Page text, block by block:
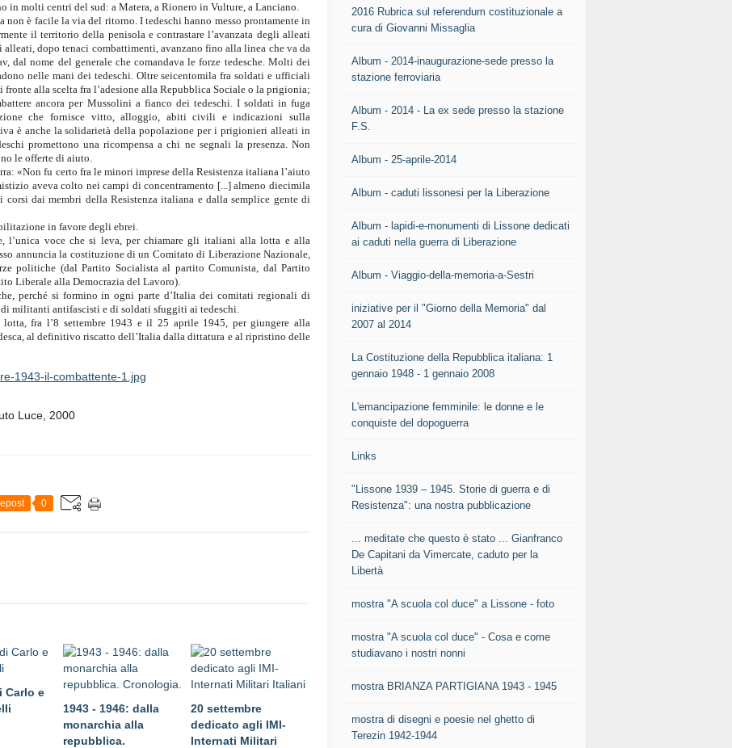
in molti centri del sud: a Matera, a Rionero in Vulture, a Lanciano.
non è facile la via del ritorno. I tedeschi hanno messo prontamente in
il territorio della penisola e contrastare l’avanzata degli alleati
alleati, dopo tenaci combattimenti, avanzano fino alla linea che va da
dal nome del generale che comandava le forze tedesche. Molti dei
nelle mani dei tedeschi. Oltre seicentomila fra soldati e ufficiali
alla scelta fra l’adesione alla Repubblica Sociale o la prigionia;
ancora per Mussolini a fianco dei tedeschi. I soldati in fuga
che fornisce vitto, alloggio, abiti civili e indicazioni sulla
è anche la solidarietà della popolazione per i prigionieri alleati in
promettono una ricompensa a chi ne segnali la presenza. Non
le offerte di aiuto.
«Non fu certo fra le minori imprese della Resistenza italiana l’aiuto
aveva colto nei campi di concentramento [...] almeno diecimila
dai membri della Resistenza italiana e dalla semplice gente di
in favore degli ebrei.
l’unica voce che si leva, per chiamare gli italiani alla lotta e alla
annuncia la costituzione di un Comitato di Liberazione Nazionale,
politiche (dal Partito Socialista al partito Comunista, dal Partito
Liberale alla Democrazia del Lavoro).
perché si formino in ogni parte d’Italia dei comitati regionali di
militanti antifascisti e di soldati sfuggiti ai tedeschi.
fra l’8 settembre 1943 e il 25 aprile 1945, per giungere alla
al definitivo riscatto dell’Italia dalla dittatura e al ripristino delle
Luce, 2000
0
Carlo e
1943 - 1946: dalla
monarchia alla
repubblica.
20 settembre
dedicato agli IMI-
Internati Militari
2016 Rubrica sul referendum costituzionale a
cura di Giovanni Missaglia
Album - 2014-inaugurazione-sede presso la
stazione ferroviaria
Album - 2014 - La ex sede presso la stazione
F.S.
Album - 25-aprile-2014
Album - caduti lissonesi per la Liberazione
Album - lapidi-e-monumenti di Lissone dedicati
ai caduti nella guerra di Liberazione
Album - Viaggio-della-memoria-a-Sestri
iniziative per il "Giorno della Memoria" dal
2007 al 2014
La Costituzione della Repubblica italiana: 1
gennaio 1948 - 1 gennaio 2008
L'emancipazione femminile: le donne e le
conquiste del dopoguerra
Links
"Lissone 1939 – 1945. Storie di guerra e di
Resistenza": una nostra pubblicazione
... meditate che questo è stato ... Gianfranco
De Capitani da Vimercate, caduto per la
Libertà
mostra "A scuola col duce" a Lissone - foto
mostra "A scuola col duce" - Cosa e come
studiavano i nostri nonni
mostra BRIANZA PARTIGIANA 1943 - 1945
mostra di disegni e poesie nel ghetto di
Terezin 1942-1944